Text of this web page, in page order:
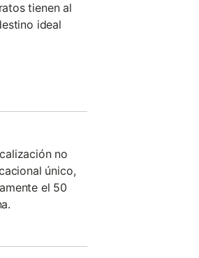
tienen al
ideal
no
único,
el 50